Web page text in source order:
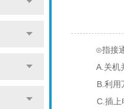
⊙指接通
A.关机并
B.利用万
C.插上电